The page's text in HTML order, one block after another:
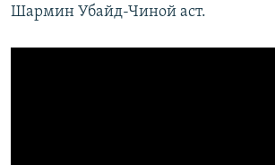
Шармин Убайд-Чиной аст.